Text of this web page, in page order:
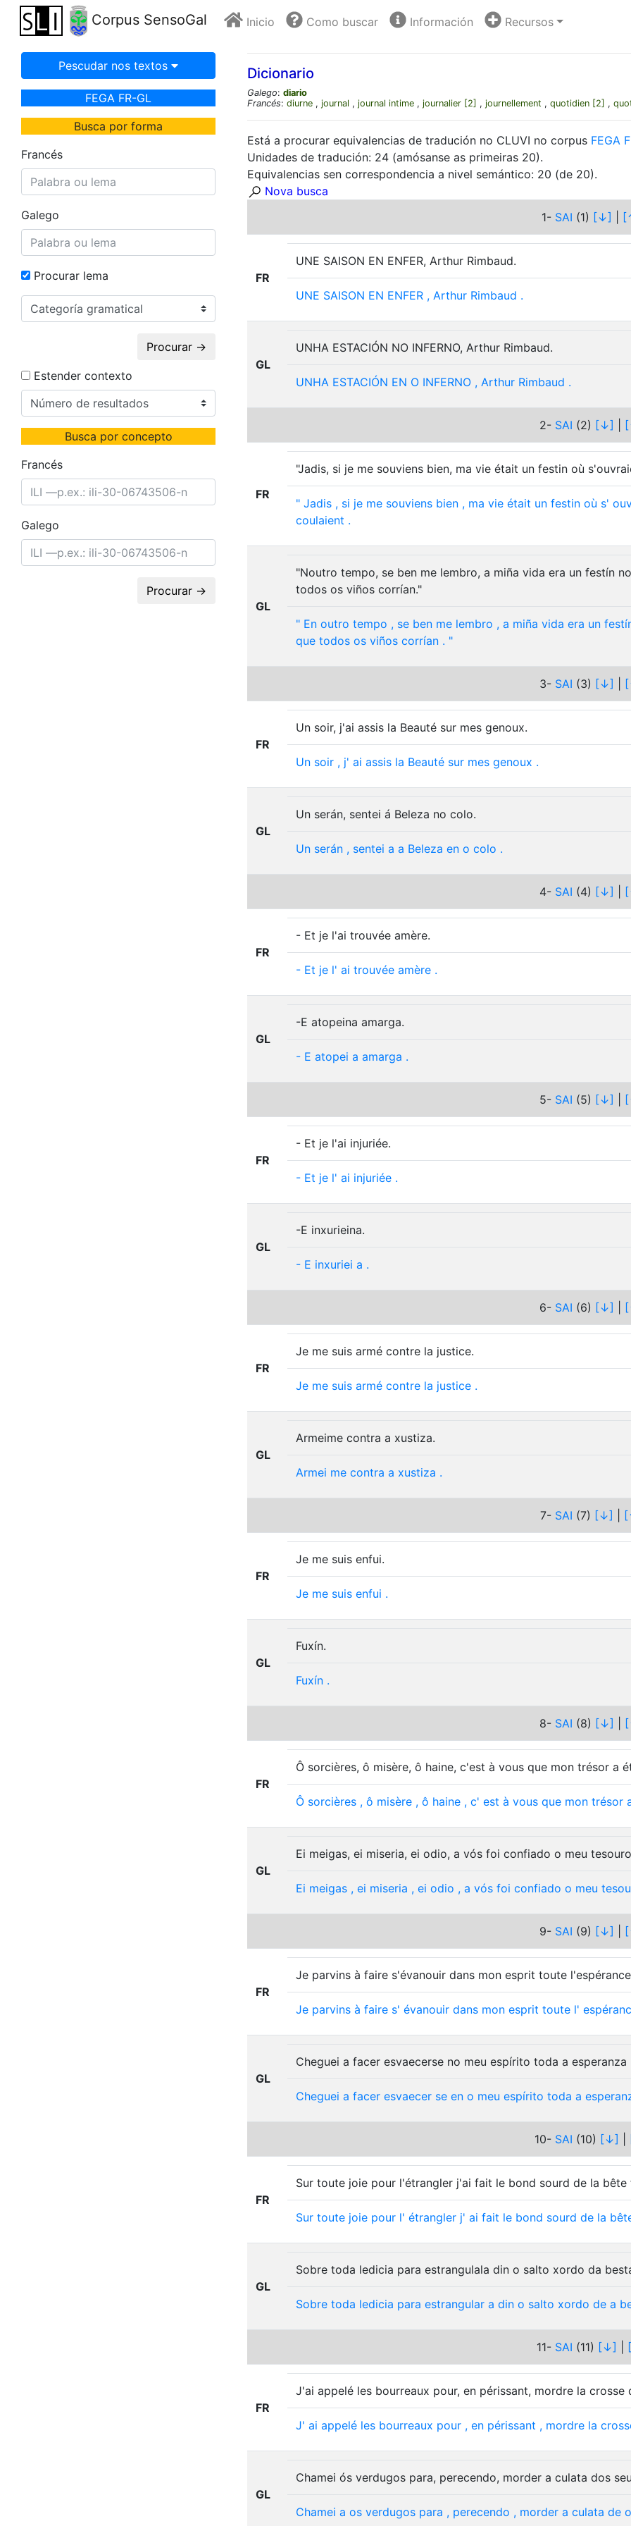
Corpus SensoGal Inicio Como buscar Información Recursos
Pescudar nos textos
FEGA FR-GL
Busca por forma
Francés
Galego
Procurar lema
Procurar →
Estender contexto
Busca por concepto
Francés
Galego
Procurar →
Dicionario
Galego: diario
Francés: diurne , journal , journal intime , journalier [2] , journellement , quotidien [2] ,
Está a procurar equivalencias de tradución no CLUVI no corpus FEGA
Unidades de tradución: 24 (amósanse as primeiras 20).
Equivalencias sen correspondencia a nivel semántico: 20 (de 20).
Nova busca
1- SAI (1) [↓]
FR
UNE SAISON EN ENFER, Arthur Rimbaud.
UNE SAISON EN ENFER , Arthur Rimbaud .
GL
UNHA ESTACIÓN NO INFERNO, Arthur Rimbaud.
UNHA ESTACIÓN EN O INFERNO , Arthur Rimbaud .
2- SAI (2) [↓]
FR
"Jadis, si je me souviens bien, ma vie était un festin où
" Jadis , si je me souviens bien , ma vie était un festin où s'
coulaient .
GL
"Noutro tempo, se ben me lembro, a miña vida era un festín
todos os viños corrían."
" En outro tempo , se ben me lembro , a miña vida era un
que todos os viños corrían . "
3- SAI (3) [↓]
FR
Un soir, j'ai assis la Beauté sur mes genoux.
Un soir , j' ai assis la Beauté sur mes genoux .
GL
Un serán, sentei á Beleza no colo.
Un serán , sentei a a Beleza en o colo .
4- SAI (4) [↓]
FR
- Et je l'ai trouvée amère.
- Et je l' ai trouvée amère .
GL
-E atopeina amarga.
- E atopei a amarga .
5- SAI (5) [↓]
FR
- Et je l'ai injuriée.
- Et je l' ai injuriée .
GL
-E inxurieina.
- E inxuriei a .
6- SAI (6) [↓]
FR
Je me suis armé contre la justice.
Je me suis armé contre la justice .
GL
Armeime contra a xustiza.
Armei me contra a xustiza .
7- SAI (7) [↓]
FR
Je me suis enfui.
Je me suis enfui .
GL
Fuxín.
Fuxín .
8- SAI (8) [↓]
FR
Ô sorcières, ô misère, ô haine, c'est à vous que mon trésor a
Ô sorcières , ô misère , ô haine , c' est à vous que mon trésor
GL
Ei meigas, ei miseria, ei odio, a vós foi confiado o meu
Ei meigas , ei miseria , ei odio , a vós foi confiado o meu
9- SAI (9) [↓]
FR
Je parvins à faire s'évanouir dans mon esprit toute
Je parvins à faire s' évanouir dans mon esprit toute l'
GL
Cheguei a facer esvaecerse no meu espírito toda a esperanza
Cheguei a facer esvaecer se en o meu espírito toda a
10- SAI (10) [↓]
FR
Sur toute joie pour l'étrangler j'ai fait le bond sourd de la bête
Sur toute joie pour l' étrangler j' ai fait le bond sourd de la
GL
Sobre toda ledicia para estrangulala din o salto xordo da
Sobre toda ledicia para estrangular a din o salto xordo de a
11- SAI (11) [↓]
FR
J'ai appelé les bourreaux pour, en périssant, mordre la crosse
J' ai appelé les bourreaux pour , en périssant , mordre la
GL
Chamei ós verdugos para, perecendo, morder a culata dos
Chamei a os verdugos para , perecendo , morder a culata de